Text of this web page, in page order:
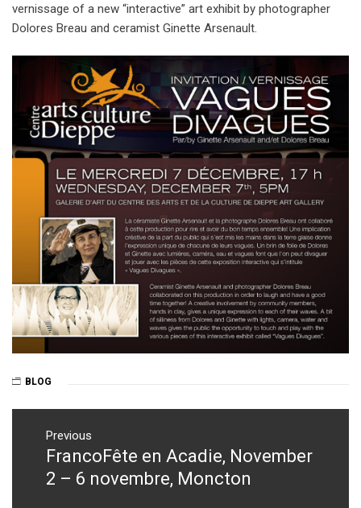
vernissage of a new “interactive” art exhibit by photographer
Dolores Breau and ceramist Ginette Arsenault.
BLOG
Post
navigation
Previous
Previous
post:
FrancoFête en Acadie, November
2 – 6 novembre, Moncton